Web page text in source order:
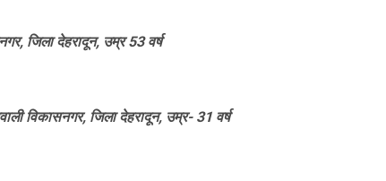
जिला देहरादून, उम्र 53 वर्ष
विकासनगर, जिला देहरादून, उम्र- 31 वर्ष